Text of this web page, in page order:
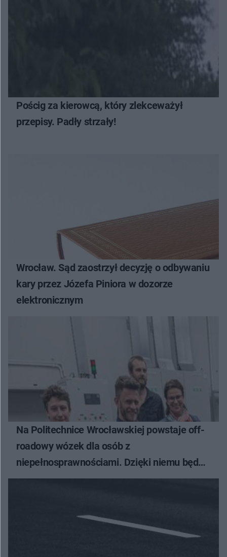
Pościg za kierowcą, który zlekceważył
przepisy. Padły strzały!
Wrocław. Sąd zaostrzył decyzję o odbywaniu
kary przez Józefa Piniora w dozorze
elektronicznym
Na Politechnice Wrocławskiej powstaje off-
roadowy wózek dla osób z
niepełnosprawnościami. Dzięki niemu będą
mogły wyruszyć w góry